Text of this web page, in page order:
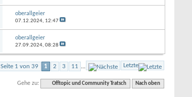
oberallgeier
07.12.2024, 12:47
oberallgeier
27.09.2024, 08:28
Seite 1 von 39 1 2 3 11 ... Letzte
Gehe zu: Offtopic und Community Tratsch Nach oben